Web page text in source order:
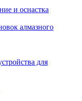
и оснастка
алмазного
для